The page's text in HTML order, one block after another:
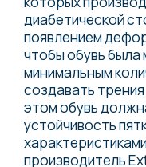
диабетической
появлением
чтобы обувь была
минимальным
создавать
этом обувь
устойчивость
производитель